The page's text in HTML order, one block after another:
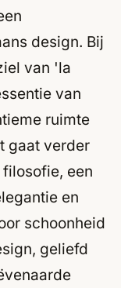
design. Bij
van 'la
van
ruimte
gaat verder
een
en
schoonheid
geliefd